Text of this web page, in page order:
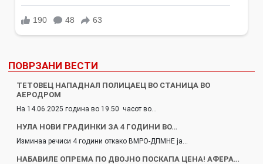
ПОВРЗАНИ ВЕСТИ
ТЕТОВЕЦ НАПАДНАЛ ПОЛИЦАЕЦ ВО СТАНИЦА ВО
АЕРОДРОМ
На 14.06.2025 година во 19.50 часот во…
НУЛА НОВИ ГРАДИНКИ ЗА 4 ГОДИНИ ВО…
Изминаа речиси 4 години откако ВМРО-ДПМНЕ ја…
НАБАВИЛЕ ОПРЕМА ПО ДВОЈНО ПОСКАПА ЦЕНА! АФЕРА…